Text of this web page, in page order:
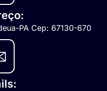
PA Cep: 67130-670